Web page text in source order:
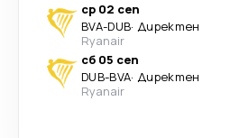
ср 02 сеп
BVA-DUB· Директен
Ryanair
сб 05 сеп
DUB-BVA· Директен
Ryanair